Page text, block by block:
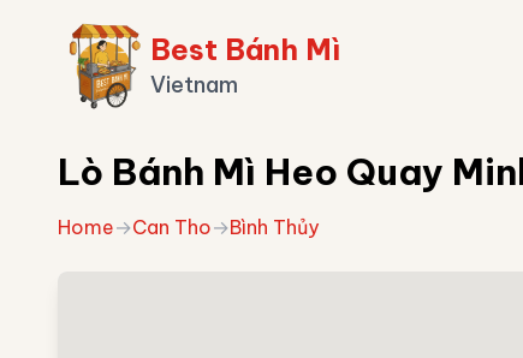
Best Bánh Mì
Vietnam
Lò Bánh Mì Heo Quay
Home→Can Tho→Bình Thủy